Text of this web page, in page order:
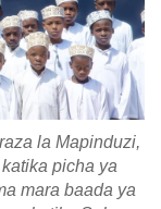
la Mapinduzi,
picha ya
mara baada ya